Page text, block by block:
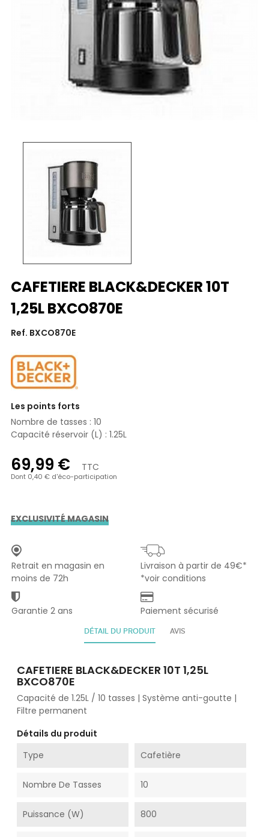
CAFETIERE BLACK&DECKER 10T
1,25L BXCO870E
Ref. BXCO870E
Les points forts
Nombre de tasses : 10
Capacité réservoir (L) : 1.25L
69,99 € TTC
Dont 0,40 € d'éco-participation
EXCLUSIVITÉ MAGASIN
Retrait en magasin en
moins de 72h
Livraison à partir de 49€*
*voir conditions
Garantie 2 ans Paiement sécurisé
DÉTAIL DU PRODUIT AVIS
CAFETIERE BLACK&DECKER 10T 1,25L
BXCO870E
Capacité de 1.25L / 10 tasses | Système anti-goutte |
Filtre permanent
Détails du produit
Type
Cafetière
Nombre De Tasses 10
Puissance (W) 800